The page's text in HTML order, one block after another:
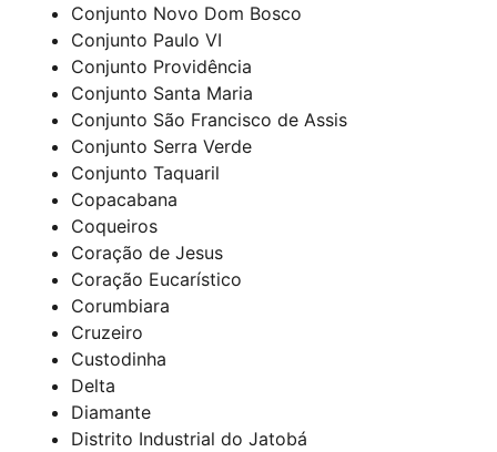
Conjunto Novo Dom Bosco
Conjunto Paulo VI
Conjunto Providência
Conjunto Santa Maria
Conjunto São Francisco de Assis
Conjunto Serra Verde
Conjunto Taquaril
Copacabana
Coqueiros
Coração de Jesus
Coração Eucarístico
Corumbiara
Cruzeiro
Custodinha
Delta
Diamante
Distrito Industrial do Jatobá